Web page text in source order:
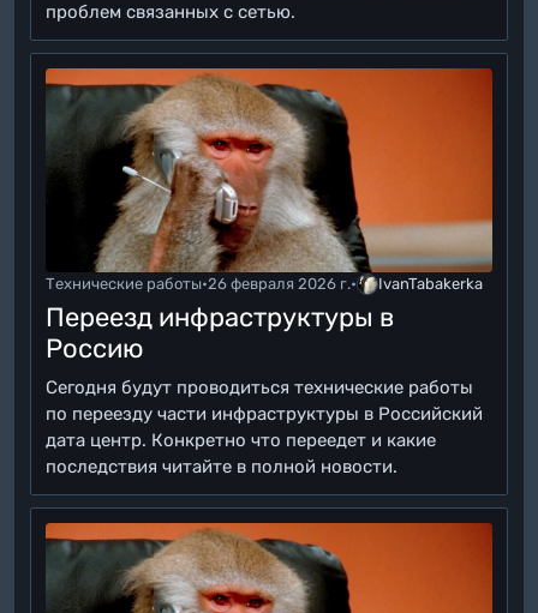
проблем связанных с сетью.
Технические работы•26 февраля 2026 г.• IvanTabakerka
Переезд инфраструктуры в
Россию
Сегодня будут проводиться технические работы
по переезду части инфраструктуры в Российский
дата центр. Конкретно что переедет и какие
последствия читайте в полной новости.